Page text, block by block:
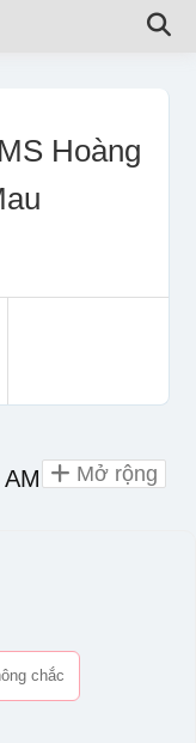
Hoàng
- 10:00 PM
chắc
Mở rộng